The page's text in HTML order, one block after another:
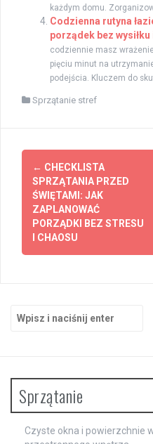
każdym domu.
Codzienna rutyna
porządek bez
codziennie masz
pięciu minut na
podejścia. Kluczem do
Sprzątanie stref
Zobacz
wpisy
← CHECKLISTA
SPRZĄTANIA PRZED
ŚWIĘTAMI: JAK
ZAPLANOWAĆ
PORZĄDKI BEZ STRESU
I CHAOSU
Szukaj:
Sprzątanie
Czyste okna i powierzchnie